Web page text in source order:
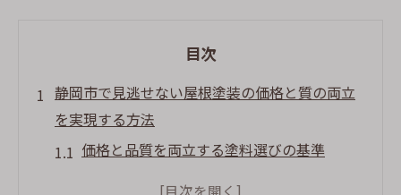
目次
静岡市で見逃せない屋根塗装の価格と質の両立
を実現する方法
価格と品質を両立する塗料選びの基準
施工業者選定で失敗しないためのポイント